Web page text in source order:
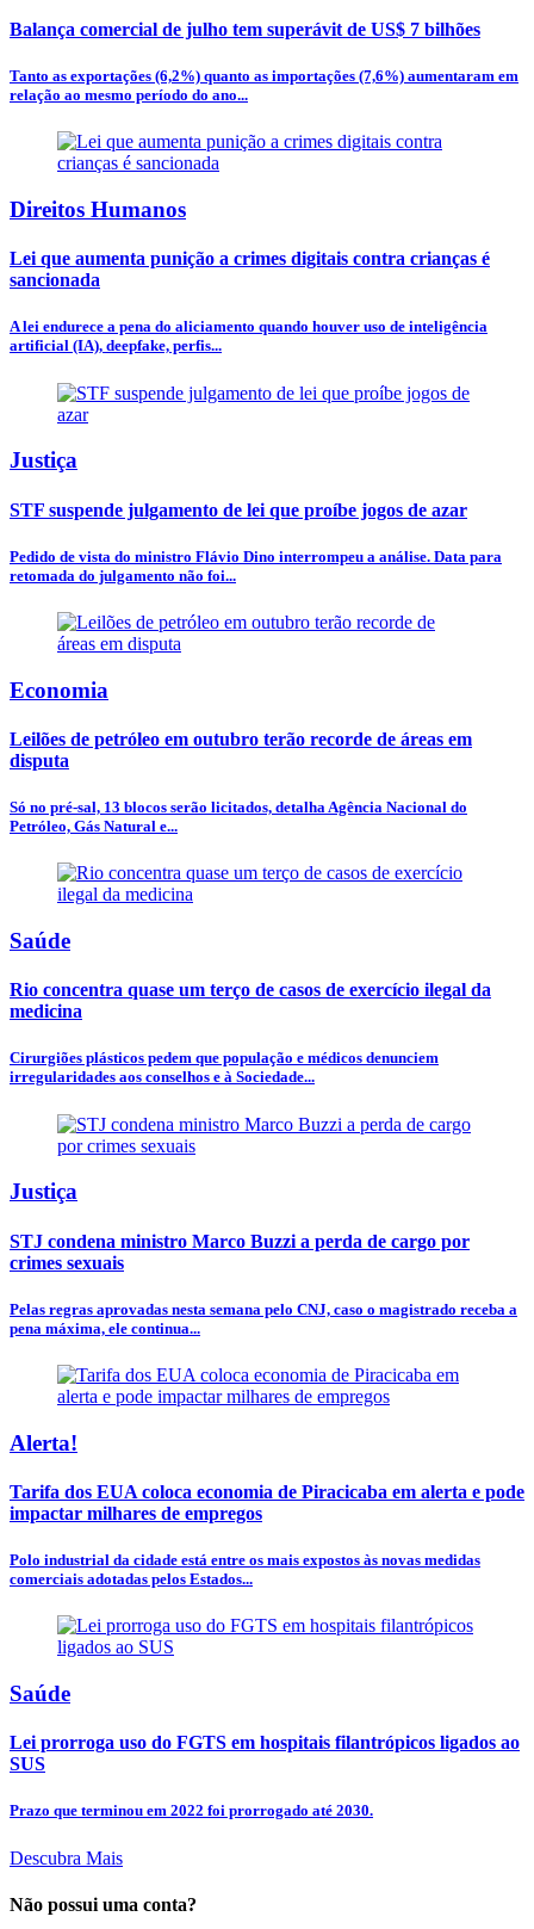
Balança comercial de julho tem superávit de US$ 7 bilhões
Tanto as exportações (6,2%) quanto as importações (7,6%) aumentaram em
relação ao mesmo período do ano...
Direitos Humanos
Lei que aumenta punição a crimes digitais contra crianças é
sancionada
A lei endurece a pena do aliciamento quando houver uso de inteligência
artificial (IA), deepfake, perfis...
Justiça
STF suspende julgamento de lei que proíbe jogos de azar
Pedido de vista do ministro Flávio Dino interrompeu a análise. Data para
retomada do julgamento não foi...
Economia
Leilões de petróleo em outubro terão recorde de áreas em
disputa
Só no pré-sal, 13 blocos serão licitados, detalha Agência Nacional do
Petróleo, Gás Natural e...
Saúde
Rio concentra quase um terço de casos de exercício ilegal da
medicina
Cirurgiões plásticos pedem que população e médicos denunciem
irregularidades aos conselhos e à Sociedade...
Justiça
STJ condena ministro Marco Buzzi a perda de cargo por
crimes sexuais
Pelas regras aprovadas nesta semana pelo CNJ, caso o magistrado receba a
pena máxima, ele continua...
Alerta!
Tarifa dos EUA coloca economia de Piracicaba em alerta e pode
impactar milhares de empregos
Polo industrial da cidade está entre os mais expostos às novas medidas
comerciais adotadas pelos Estados...
Saúde
Lei prorroga uso do FGTS em hospitais filantrópicos ligados ao
SUS
Prazo que terminou em 2022 foi prorrogado até 2030.
Descubra Mais
Não possui uma conta?